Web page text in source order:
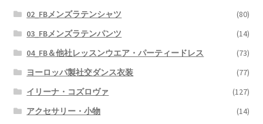
02_FBメンズラテンシャツ
(80)
03_FBメンズラテンパンツ
(14)
04_FB＆他社レッスンウエア・パーティードレス
(73)
ヨーロッパ製社交ダンス衣装
(77)
イリーナ・コズロヴァ
(127)
アクセサリー・小物
(14)